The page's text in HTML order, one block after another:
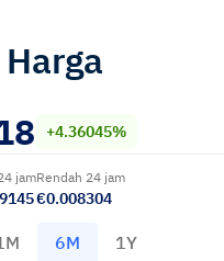
Harga
+4.36045%
jamRendah 24 jam
€0.008304
6M 1Y